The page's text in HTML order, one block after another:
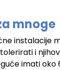
mnoge
instalacije
i
imati oko